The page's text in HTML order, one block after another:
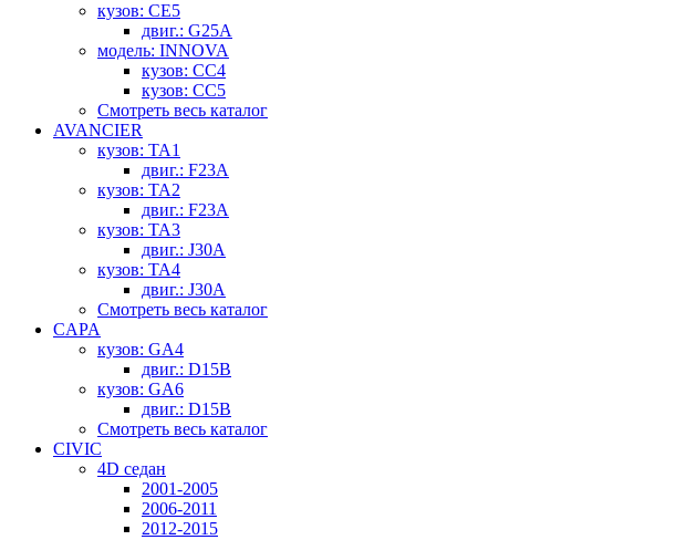
кузов: CE5
двиг.: G25A
модель: INNOVA
кузов: CC4
кузов: CC5
Смотреть весь каталог
AVANCIER
кузов: TA1
двиг.: F23A
кузов: TA2
двиг.: F23A
кузов: TA3
двиг.: J30A
кузов: TA4
двиг.: J30A
Смотреть весь каталог
CAPA
кузов: GA4
двиг.: D15B
кузов: GA6
двиг.: D15B
Смотреть весь каталог
CIVIC
4D седан
2001-2005
2006-2011
2012-2015